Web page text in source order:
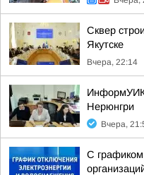
Сквер
Якутске
Вчера, 22:14
Нерюнгри
Вчера,
С